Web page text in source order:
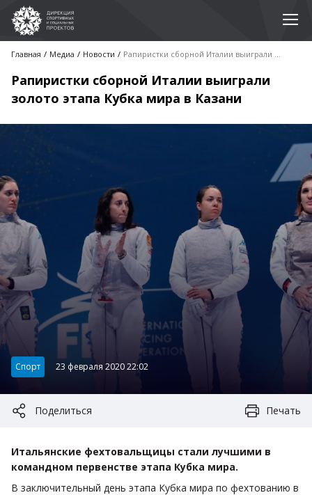
Главная Медиа Новости Рапиристки сборной Италии выиграли золото этапа Кубка мира в Казани
Рапиристки сборной Италии выиграли
золото этапа Кубка мира в Казани
Категория:
Спорт 23 февраля 2020 22:02
Поделиться Печать
Итальянские фехтовальщицы стали лучшими в
командном первенстве этапа Кубка мира.
В заключительный день этапа Кубка мира по фехтованию в